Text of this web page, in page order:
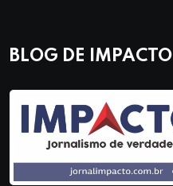
BLOG DE IMPACTO